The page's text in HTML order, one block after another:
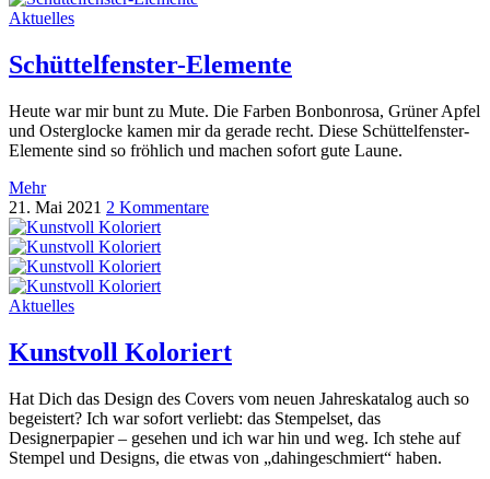
Aktuelles
Schüttelfenster-Elemente
Heute war mir bunt zu Mute. Die Farben Bonbonrosa, Grüner Apfel
und Osterglocke kamen mir da gerade recht. Diese Schüttelfenster-
Elemente sind so fröhlich und machen sofort gute Laune.
Mehr
21. Mai 2021 2 Kommentare
Aktuelles
Kunstvoll Koloriert
Hat Dich das Design des Covers vom neuen Jahreskatalog auch so
begeistert? Ich war sofort verliebt: das Stempelset, das
Designerpapier – gesehen und ich war hin und weg. Ich stehe auf
Stempel und Designs, die etwas von „dahingeschmiert“ haben.